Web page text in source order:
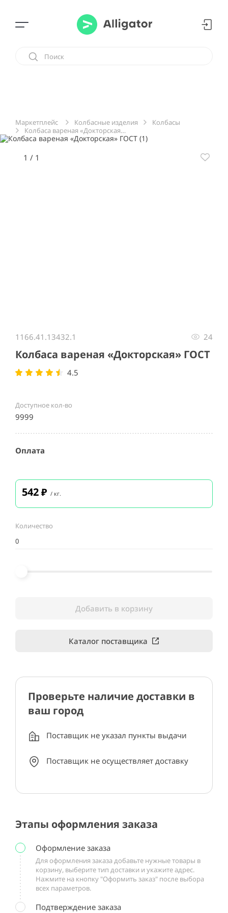
Маркетплейс Колбасные изделия
Колбасы
Колбаса вареная «Докторская» ГОСТ
1 / 1
1166.41.13432.1 24
Колбаса вареная «Докторская» ГОСТ
4.5
Доступное кол-во
9999
Оплата
542₽ / кг.
Количество
Добавить в корзину
Каталог поставщика
Проверьте наличие доставки в
ваш город
Поставщик не указал пункты выдачи
Поставщик не осуществляет доставку
Этапы оформления заказа
Оформление заказа
Для оформления заказа добавьте нужные товары в
корзину, выберите тип доставки и укажите адрес.
Нажмите на кнопку "Оформить заказ" после выбора
всех параметров.
Подтверждение заказа